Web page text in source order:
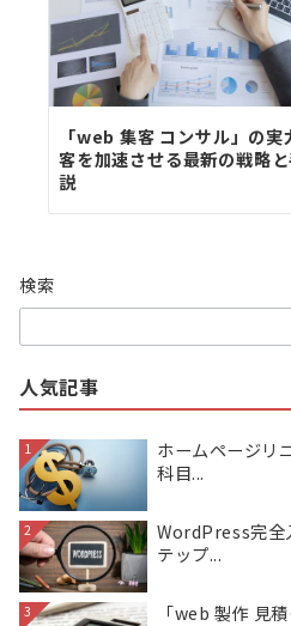
「web 集客 コンサル」の実
客を加速させる最新の戦略
説
検索
人気記事
1
ホームページリ
科目...
2
WordPress完全
テップ...
3
「web 製作 見